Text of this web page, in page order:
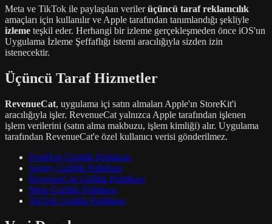
Meta ve TikTok ile paylaşılan verilerüçüncü taraf reklamcılık
amaçları için kullanılır ve Apple tarafından tanımlandığı şekliyle
izleme teşkil eder. Herhangi bir izleme gerçekleşmeden önce iOS'un
Uygulama İzleme Şeffaflığı istemi aracılığıyla sizden izin
istenecektir.
Üçüncü Taraf Hizmetler
RevenueCat, uygulama içi satın almaları Apple'ın StoreKit'i
aracılığıyla işler. RevenueCat yalnızca Apple tarafından işlenen
işlem verilerini (satın alma makbuzu, işlem kimliği) alır. Uygulama
tarafından RevenueCat'e özel kullanıcı verisi gönderilmez.
PostHog Gizlilik Politikası
Sentry Gizlilik Politikası
RevenueCat Gizlilik Politikası
Meta Gizlilik Politikası
TikTok Gizlilik Politikası